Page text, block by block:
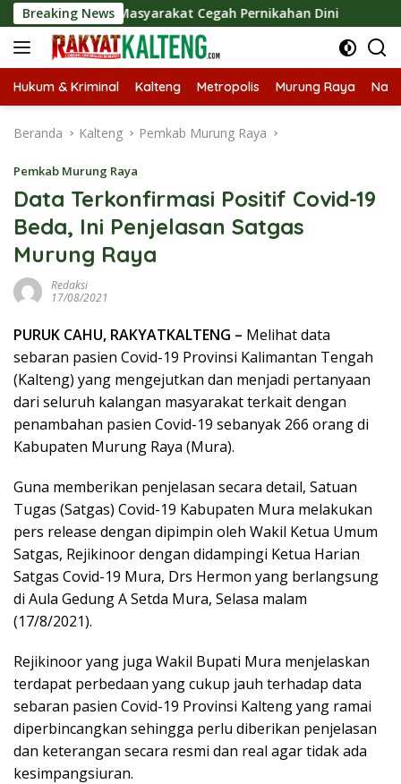
Langsung
ke
konten
Breaking News
Ajak Masyarakat Cegah Pernikahan Dini
Hukum & Kriminal Kalteng Metropolis Murung Raya
Beranda Kalteng Pemkab Murung Raya
Pemkab Murung Raya
Data Terkonfirmasi Positif Covid-19
Beda, Ini Penjelasan Satgas
Murung Raya
Redaksi
17/08/2021
PURUK CAHU, RAKYATKALTENG – Melihat data
sebaran pasien Covid-19 Provinsi Kalimantan Tengah
(Kalteng) yang mengejutkan dan menjadi pertanyaan
dari seluruh kalangan masyarakat terkait dengan
penambahan pasien Covid-19 sebanyak 266 orang di
Kabupaten Murung Raya (Mura).
Guna memberikan penjelasan secara detail, Satuan
Tugas (Satgas) Covid-19 Kabupaten Mura melakukan
pers release dengan dipimpin oleh Wakil Ketua Umum
Satgas, Rejikinoor dengan didampingi Ketua Harian
Satgas Covid-19 Mura, Drs Hermon yang berlangsung
di Aula Gedung A Setda Mura, Selasa malam
(17/8/2021).
Rejikinoor yang juga Wakil Bupati Mura menjelaskan
terdapat perbedaan yang cukup jauh terhadap data
sebaran pasien Covid-19 Provinsi Kalteng yang ramai
diperbincangkan sehingga perlu diberikan penjelasan
dan keterangan secara resmi dan real agar tidak ada
kesimpangsiuran.